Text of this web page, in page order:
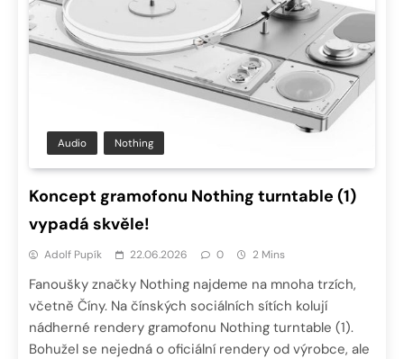
Audio Nothing
Koncept gramofonu Nothing turntable (1)
vypadá skvěle!
Adolf Pupík 22.06.2026 0 2 Mins
Fanoušky značky Nothing najdeme na mnoha trzích,
včetně Číny. Na čínských sociálních sítích kolují
nádherné rendery gramofonu Nothing turntable (1).
Bohužel se nejedná o oficiální rendery od výrobce, ale